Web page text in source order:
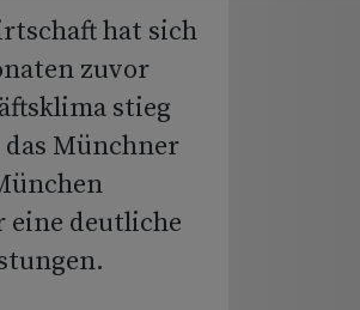
hat sich
zuvor
stieg
das Münchner
eine deutliche